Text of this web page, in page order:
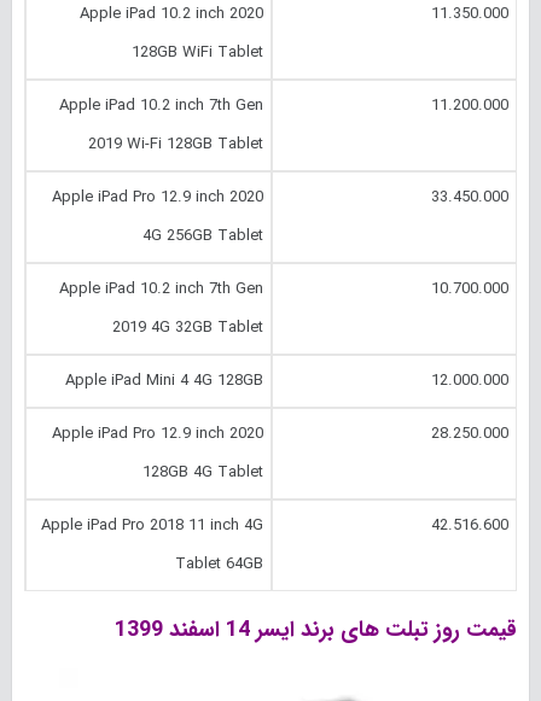
11.350.000
Apple iPad 10.2 inch 2020
128GB WiFi Tablet
11.200.000
Apple iPad 10.2 inch 7th Gen
2019 Wi-Fi 128GB Tablet
33.450.000
Apple iPad Pro 12.9 inch 2020
4G 256GB Tablet
10.700.000
Apple iPad 10.2 inch 7th Gen
2019 4G 32GB Tablet
12.000.000
Apple iPad Mini 4 4G 128GB
28.250.000
Apple iPad Pro 12.9 inch 2020
128GB 4G Tablet
42.516.600
Apple iPad Pro 2018 11 inch 4G
Tablet 64GB
قیمت روز تبلت های برند ایسر 14 اسفند 1399